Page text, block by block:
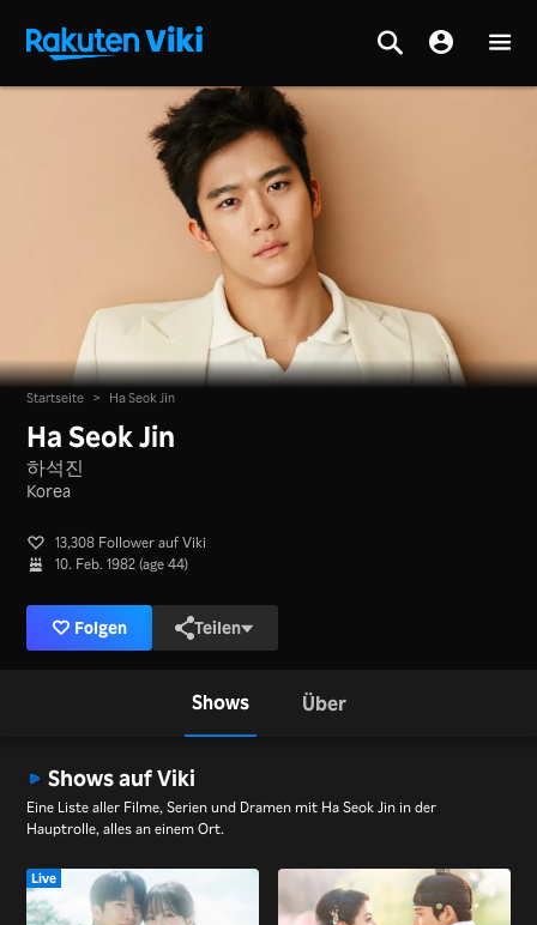
Startseite > Ha Seok Jin
Ha Seok Jin
하석진
Korea
13,308 Follower auf Viki
10. Feb. 1982 (age 44)
Folgen Teilen
Shows Über
Shows auf Viki
Eine Liste aller Filme, Serien und Dramen mit Ha Seok Jin in der
Hauptrolle, alles an einem Ort.
Live